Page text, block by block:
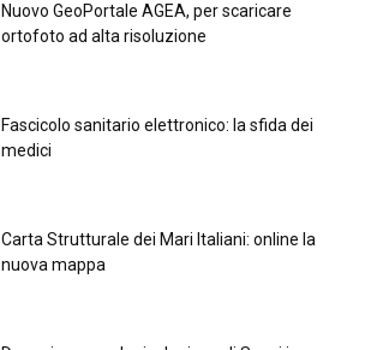
Nuovo GeoPortale AGEA, per scaricare
ortofoto ad alta risoluzione
Fascicolo sanitario elettronico: la sfida dei
medici
Carta Strutturale dei Mari Italiani: online la
nuova mappa